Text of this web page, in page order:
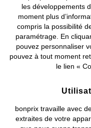
2026
les développements
moment plus
compris la possibilité
paramétrage. En
pouvez personnaliser
pouvez à tout moment
le lien «
bonprix travaille avec
extraites de votre